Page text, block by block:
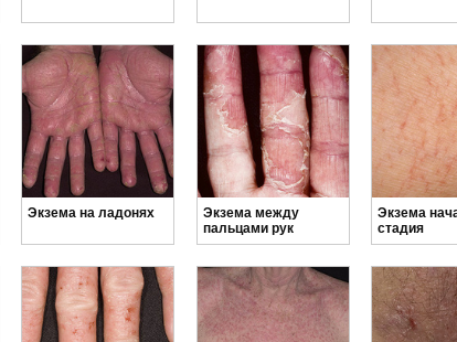
Экзема на ладонях
Экзема между
пальцами рук
Экзема
стадия